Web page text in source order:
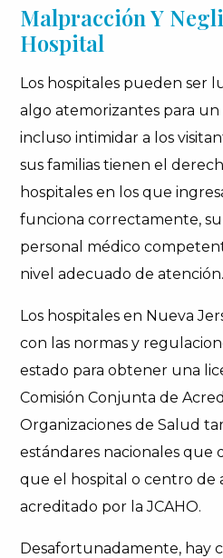
Malpracción Y
Hospital
Los hospitales pueden ser
algo atemorizantes para
incluso intimidar a los
sus familias tienen el
hospitales en los que
funciona correctamente,
personal médico
nivel adecuado de atención.
Los hospitales en Nueva
con las normas y
estado para obtener una
Comisión Conjunta de
Organizaciones de Salud
estándares nacionales que
que el hospital o centro de
acreditado por la JCAHO.
Desafortunadamente, hay